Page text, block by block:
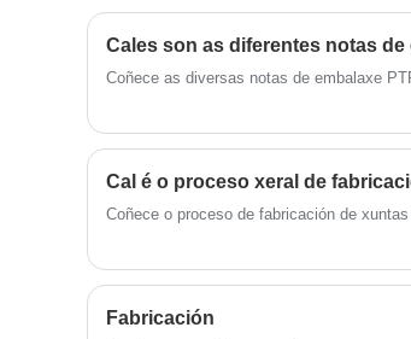
Cales son as diferentes notas
Coñece as diversas notas de embalaxe
Cal é o proceso xeral de
Coñece o proceso de fabricación de
Fabricación